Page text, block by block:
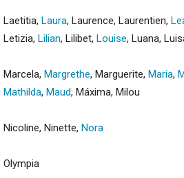
Laetitia, Laura, Laurence, Laurentien,
Letizia, Lilian, Lilibet, Louise, Luana,
Marcela, Margrethe, Marguerite, Maria,
Mathilda, Maud, Máxima, Milou
Nicoline, Ninette, Nora
Olympia